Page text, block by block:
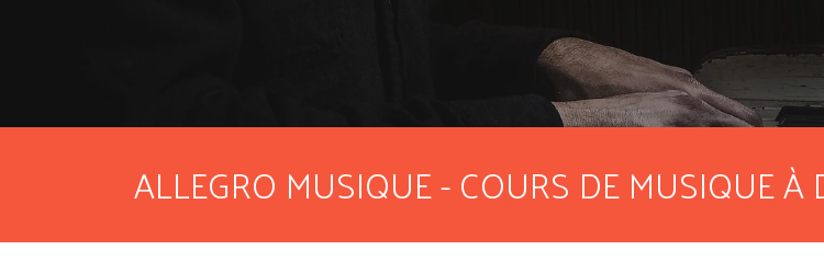
ALLEGRO MUSIQUE - COURS DE MUSIQUE À